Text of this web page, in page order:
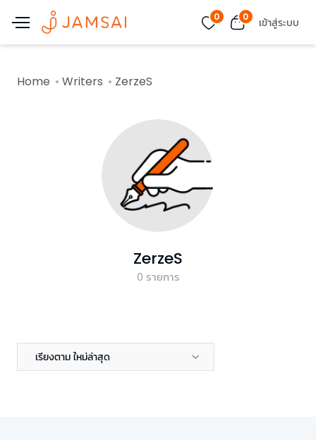
0 0 เข้าสู่ระบบ
Home Writers ZerzeS
ZerzeS
0 รายการ
เรียงตาม ใหม่ล่าสุด